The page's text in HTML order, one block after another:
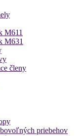
M611
M631
členy
priebehov